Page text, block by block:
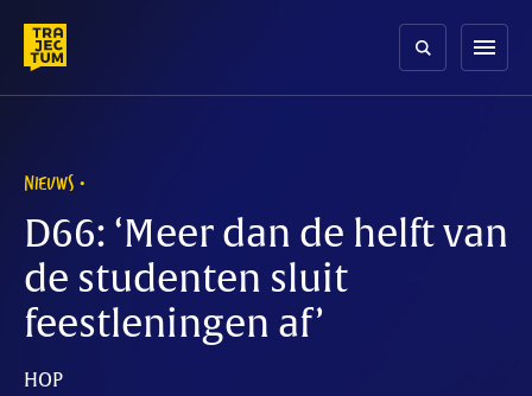
content
menu
NIEUWS
D66: ‘Meer dan de helft van
de studenten sluit
feestleningen af’
HOP